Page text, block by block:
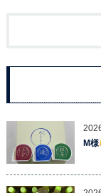
M様